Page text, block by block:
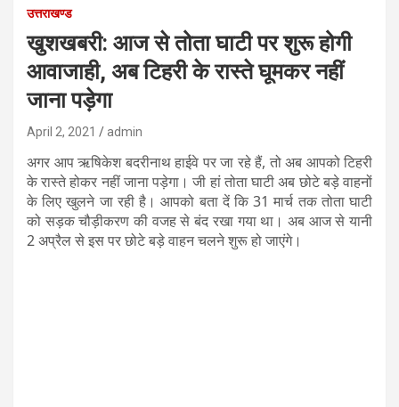
उत्तराखण्ड
खुशखबरी: आज से तोता घाटी पर शुरू होगी
आवाजाही, अब टिहरी के रास्ते घूमकर नहीं
जाना पड़ेगा
April 2, 2021 admin
अगर आप ऋषिकेश बदरीनाथ हाईवे पर जा रहे हैं, तो अब आपको टिहरी
के रास्ते होकर नहीं जाना पड़ेगा। जी हां तोता घाटी अब छोटे बड़े वाहनों
के लिए खुलने जा रही है। आपको बता दें कि 31 मार्च तक तोता घाटी
को सड़क चौड़ीकरण की वजह से बंद रखा गया था। अब आज से यानी
2 अप्रैल से इस पर छोटे बड़े वाहन चलने शुरू हो जाएंगे।